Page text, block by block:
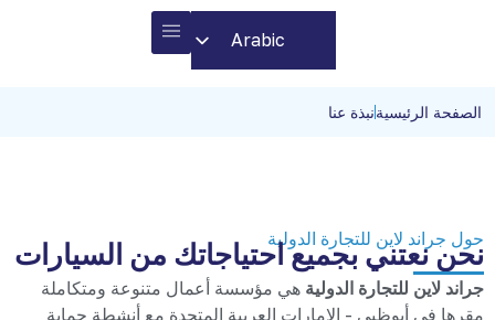
Arabic
English
الصفحة الرئيسيةنبذة عنا
حول جراند لاين للتجارة الدولية
نحن نعتني بجميع احتياجاتك من السيارات
جراند لاين للتجارة الدولية هي مؤسسة أعمال متنوعة ومتكاملة
مقرها في أبوظبي - الإمارات العربية المتحدة مع أنشطة حماية